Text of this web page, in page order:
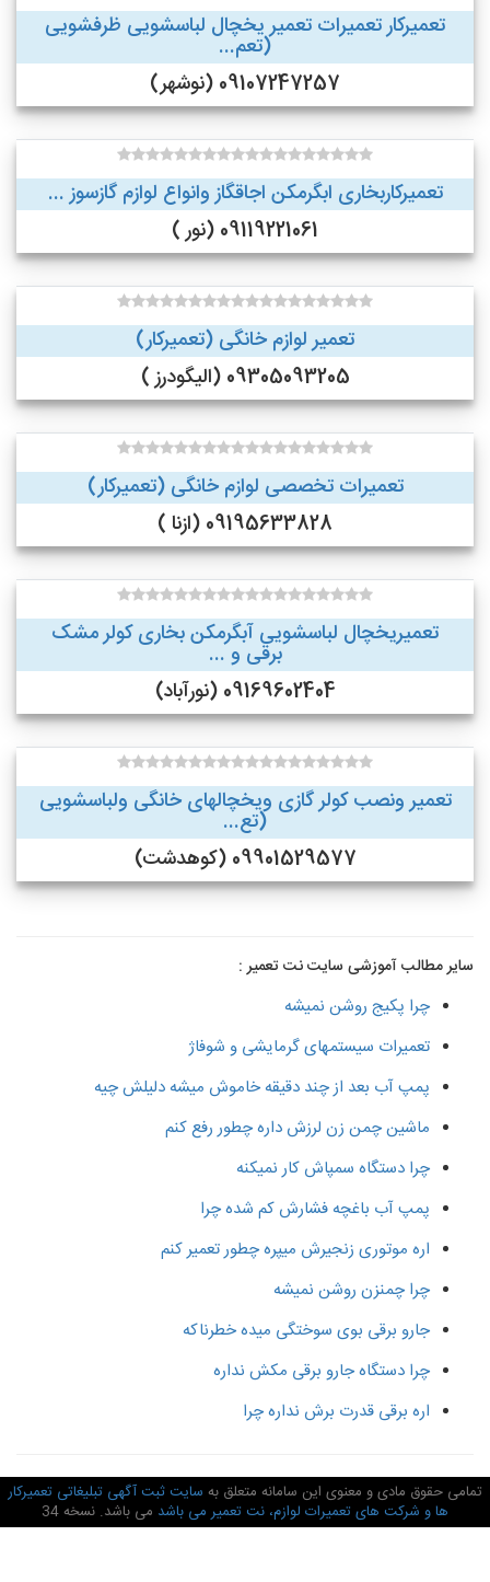
تعمیرکار تعمیرات تعمیر یخچال لباسشویی ظرفشویی
(تعم...
09107247257 (نوشهر)
تعمیرکاربخاری ابگرمکن اجاقگاز وانواع لوازم گازسوز ...
09119221061 (نور )
تعمیر لوازم خانگی (تعمیرکار)
09305093205 (الیگودرز )
تعمیرات تخصصی لوازم خانگی (تعمیرکار)
09195633828 (ازنا )
تعمیریخچال لباسشویی آبگرمکن بخاری کولر مشک
برقی و ...
09169602404 (نورآباد)
تعمیر ونصب کولر گازی ویخچالهای خانگی ولباسشویی
(تع...
09901529577 (کوهدشت)
سایر مطالب آموزشی سایت نت تعمیر :
چرا پکیج روشن نمیشه
تعمیرات سیستمهای گرمایشی و شوفاژ
پمپ آب بعد از چند دقیقه خاموش میشه دلیلش چیه
ماشین چمن زن لرزش داره چطور رفع کنم
چرا دستگاه سمپاش کار نمیکنه
پمپ آب باغچه فشارش کم شده چرا
اره موتوری زنجیرش میپره چطور تعمیر کنم
چرا چمنزن روشن نمیشه
جارو برقی بوی سوختگی میده خطرناکه
چرا دستگاه جارو برقی مکش نداره
اره برقی قدرت برش نداره چرا
حقوق مادی و معنوی این سامانه متعلق به سایت ثبت آگهی تبلیغاتی تعمیرکار
ها و شرکت های تعمیرات لوازم، نت تعمیر می باشدمی باشد. نسخه 34